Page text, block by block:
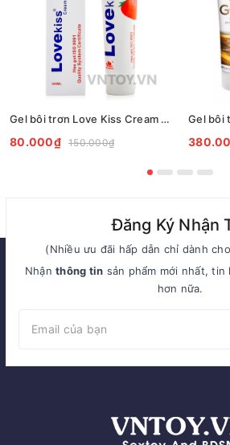
Gel bôi trơn Love Kiss Cream 100ml chính hãng
80.000₫ 150.000₫
Đăng Ký Nhận
(Nhiều ưu đãi hấp dẫn chỉ dành
Nhậnthông tin sản phẩm mới nhất, tin
hơn nữa.